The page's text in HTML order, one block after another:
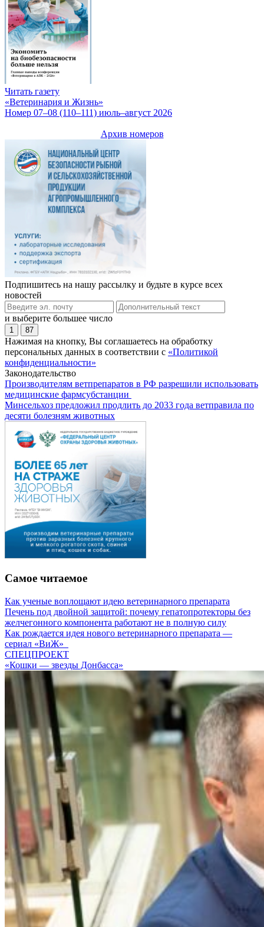
Читать газету
«Ветеринария и Жизнь»
Номер 07–08 (110–111) июль–август 2026
Архив номеров
Подпишитесь на нашу рассылку и будьте в курсе всех
новостей
и выберите большее число
1 87
Нажимая на кнопку, Вы соглашаетесь на обработку
персональных данных в соответствии с «Политикой
конфиденциальности»
Законодательство
Производителям ветпрепаратов в РФ разрешили использовать
медицинские фармсубстанции
Минсельхоз предложил продлить до 2033 года ветправила по
десяти болезням животных
Самое читаемое
Как ученые воплощают идею ветеринарного препарата
Печень под двойной защитой: почему гепатопротекторы без
желчегонного компонента работают не в полную силу
Как рождается идея нового ветеринарного препарата —
сериал «ВиЖ»
СПЕЦПРОЕКТ
«Кошки — звезды Донбасса»